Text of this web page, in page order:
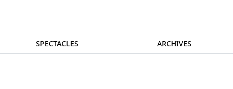
SPECTACLES ARCHIVES